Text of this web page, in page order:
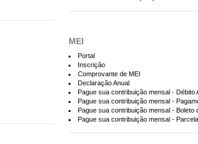
MEI
Portal
Inscrição
Comprovante de MEI
Declaração Anual
Pague sua contribuição mensal - Débito
Pague sua contribuição mensal -
Pague sua contribuição mensal - Boleto
Pague sua contribuição mensal -